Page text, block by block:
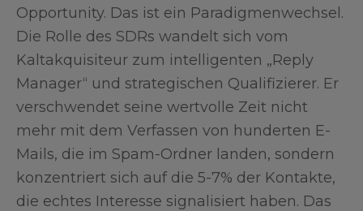
Opportunity. Das ist ein Paradigmenwechsel.
Die Rolle des SDRs wandelt sich vom
Kaltakquisiteur zum intelligenten „Reply
Manager“ und strategischen Qualifizierer. Er
verschwendet seine wertvolle Zeit nicht
mehr mit dem Verfassen von hunderten E-
Mails, die im Spam-Ordner landen, sondern
konzentriert sich auf die 5-7% der Kontakte,
die echtes Interesse signalisiert haben. Das